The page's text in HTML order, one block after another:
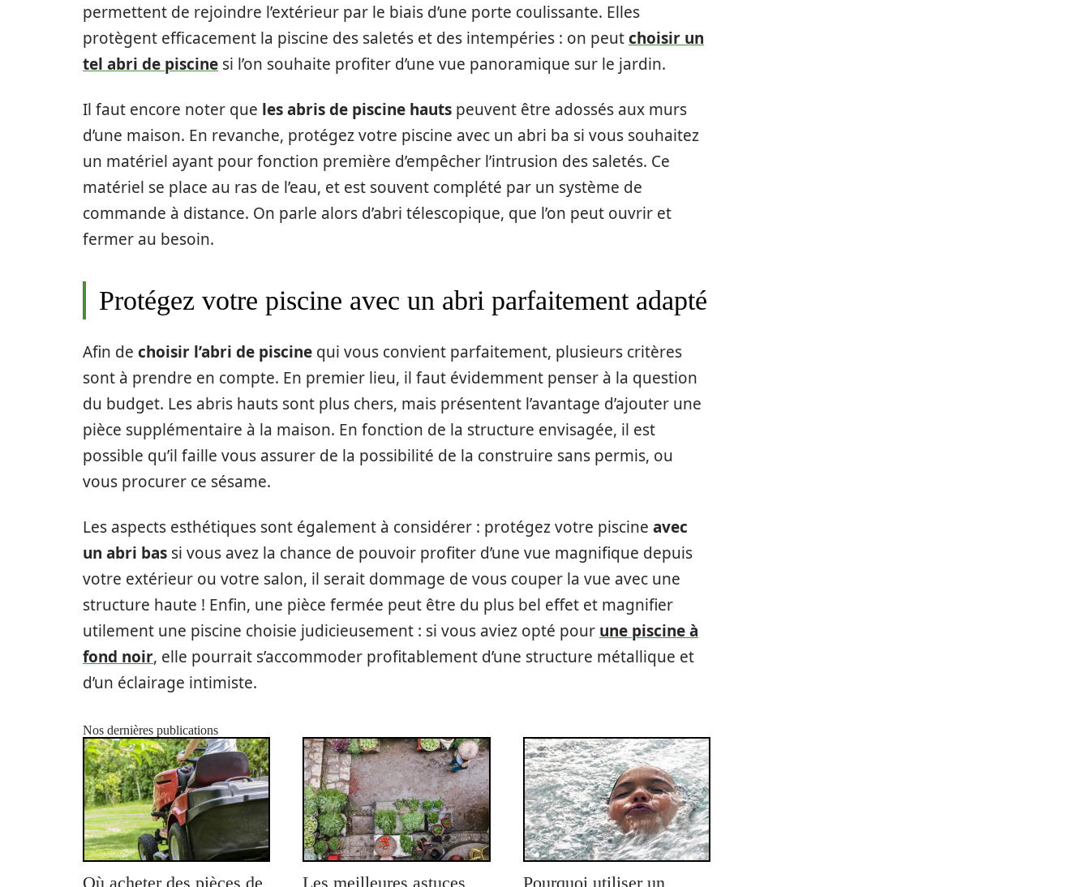
permettent de rejoindre l’extérieur par le biais d’une porte coulissante. Elles
protègent efficacement la piscine des saletés et des intempéries : on peutchoisir un
tel abri de piscine si l’on souhaite profiter d’une vue panoramique sur le jardin.
Il faut encore noter que les abris de piscine hauts peuvent être adossés aux murs
d’une maison. En revanche, protégez votre piscine avec un abri ba si vous souhaitez
un matériel ayant pour fonction première d’empêcher l’intrusion des saletés. Ce
matériel se place au ras de l’eau, et est souvent complété par un système de
commande à distance. On parle alors d’abri télescopique, que l’on peut ouvrir et
fermer au besoin.
Protégez votre piscine avec un abri parfaitement adapté
Afin de choisir l’abri de piscine qui vous convient parfaitement, plusieurs critères
sont à prendre en compte. En premier lieu, il faut évidemment penser à la question
du budget. Les abris hauts sont plus chers, mais présentent l’avantage d’ajouter une
pièce supplémentaire à la maison. En fonction de la structure envisagée, il est
possible qu’il faille vous assurer de la possibilité de la construire sans permis, ou
vous procurer ce sésame.
Les aspects esthétiques sont également à considérer : protégez votre piscine avec
un abri bas si vous avez la chance de pouvoir profiter d’une vue magnifique depuis
votre extérieur ou votre salon, il serait dommage de vous couper la vue avec une
structure haute ! Enfin, une pièce fermée peut être du plus bel effet et magnifier
utilement une piscine choisie judicieusement : si vous aviez opté pour une piscine à
fond noir, elle pourrait s’accommoder profitablement d’une structure métallique et
d’un éclairage intimiste.
Nos dernières publications
Où acheter des pièces de Les meilleures astuces Pourquoi utiliser un